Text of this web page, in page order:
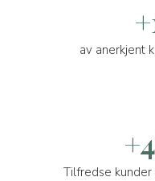
av anerkjent
Tilfredse